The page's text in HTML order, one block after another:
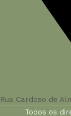
Rua Cardoso de
Todos os